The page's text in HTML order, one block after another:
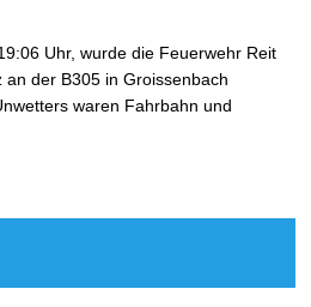
Uhr, wurde die Feuerwehr Reit
an der B305 in Groissenbach
waren Fahrbahn und